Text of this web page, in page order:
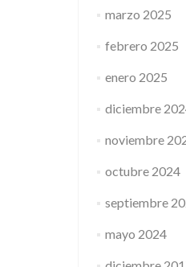
marzo 2025
febrero 2025
enero 2025
diciembre
noviembre
octubre 2024
septiembre
mayo 2024